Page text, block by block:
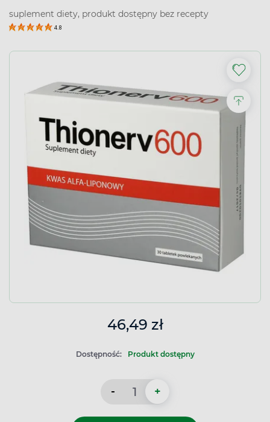
suplement diety, produkt dostępny bez recepty
4.8
46,49 zł
Dostępność: Produkt dostępny
- +